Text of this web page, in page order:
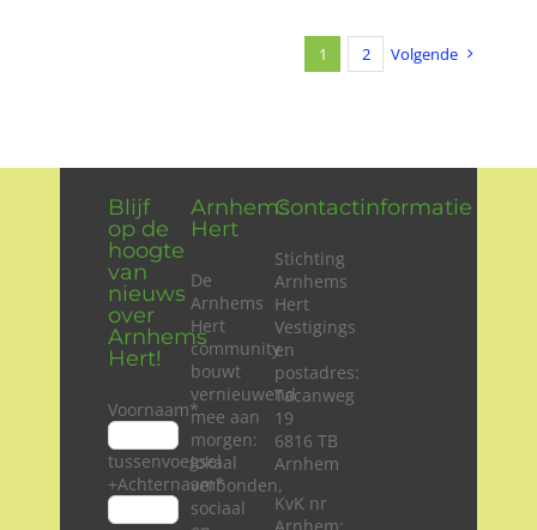
1 2 Volgende
Blijf
op de
hoogte
van
nieuws
over
Arnhems
Hert!
Voornaam*
tussenvoegsel
+Achternaam*
Arnhems
Hert
De
Arnhems
Hert
community
bouwt
vernieuwend
mee aan
morgen:
lokaal
verbonden,
sociaal
Contactinformatie
Stichting
Arnhems
Hert
Vestigings
en
postadres:
Tacanweg
19
6816 TB
Arnhem
KvK nr